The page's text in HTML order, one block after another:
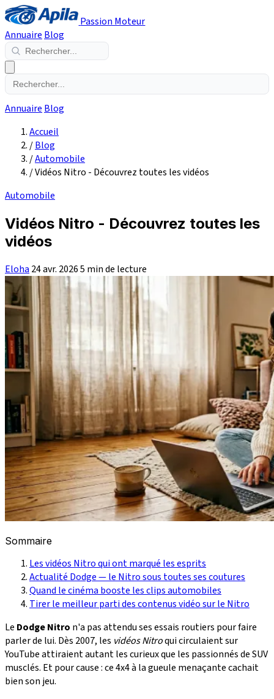
Passion Moteur
Annuaire Blog
Annuaire Blog
Accueil
/Blog
/Automobile
/Vidéos Nitro - Découvrez toutes les vidéos
Automobile
Vidéos Nitro - Découvrez toutes les
vidéos
Eloha 24 avr. 20265 min de lecture
Sommaire
Les vidéos Nitro qui ont marqué les esprits
Actualité Dodge — le Nitro sous toutes ses coutures
Quand le cinéma booste les clips automobiles
Tirer le meilleur parti des contenus vidéo sur le Nitro
Le Dodge Nitro n'a pas attendu ses essais routiers pour faire
parler de lui. Dès 2007, les vidéos Nitroqui circulaient sur
YouTube attiraient autant les curieux que les passionnés de SUV
musclés. Et pour cause : ce 4x4 à la gueule menaçante cachait
bien son jeu.